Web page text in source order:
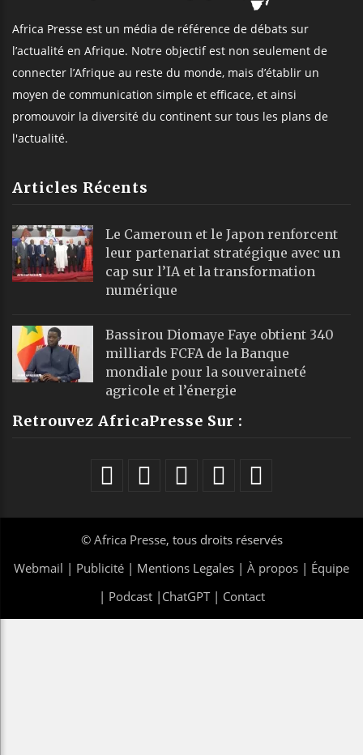
Africa Presse est un média de référence de débats sur
l’actualité en Afrique. Notre objectif est non seulement de
connecter l’Afrique au reste du monde, mais d’établir un
moyen de communication simple et efficace, et ainsi
promouvoir la diversité du continent sur tous les plans de
l'actualité.
Articles Récents
Le Cameroun et le Japon renforcent
leur partenariat stratégique avec un
cap sur l’IA et la transformation
numérique
Bassirou Diomaye Faye obtient 340
milliards FCFA de la Banque
mondiale pour la souveraineté
agricole et l’énergie
Retrouvez AfricaPresse Sur :
© Africa Presse, tous droits réservés
Webmail | Publicité | Mentions Legales | À propos | Équipe
| Podcast| ChatGPT| Contact